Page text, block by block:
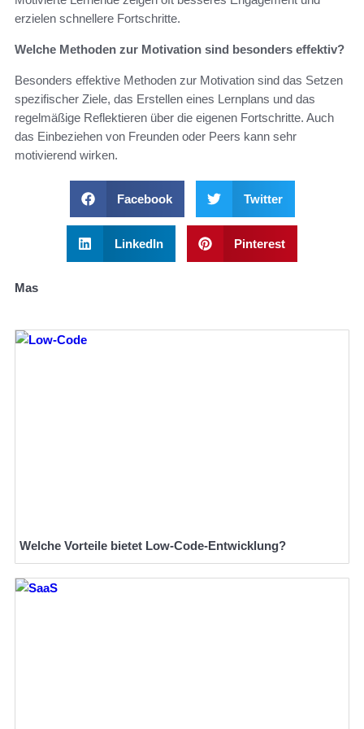
erzielen schnellere Fortschritte.
Welche Methoden zur Motivation sind besonders effektiv?
Besonders effektive Methoden zur Motivation sind das Setzen
spezifischer Ziele, das Erstellen eines Lernplans und das
regelmäßige Reflektieren über die eigenen Fortschritte. Auch
das Einbeziehen von Freunden oder Peers kann sehr
motivierend wirken.
Facebook Twitter
LinkedIn Pinterest
Mas
Welche Vorteile bietet Low-Code-Entwicklung?